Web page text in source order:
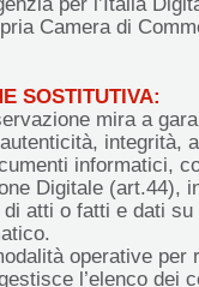
Camera di
SOSTITUTIVA:
mira a
integrità,
informatici,
Digitale (art.44),
di atti o fatti e dati
operative per
l’elenco dei